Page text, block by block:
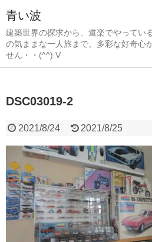
青い波
建築世界の探求から、道楽でやってい
の気ままな一人旅まで。多彩な好奇心
せん・・(^^) V
DSC03019-2
2021/8/24 2021/8/25